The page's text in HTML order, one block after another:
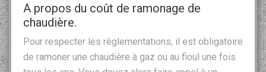
A propos du coût de ramonage de
chaudière.
Pour respecter les règlementations, il est obligatoire
de ramoner une chaudière à gaz ou au fioul une fois